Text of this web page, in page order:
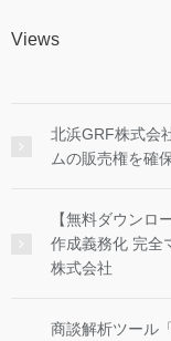
Views
北浜GRF株式会
ムの販売権を確
【無料ダウンロ
作成義務化 完全
株式会社
商談解析ツール